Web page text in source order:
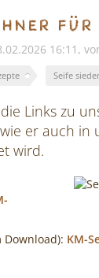
für
16:11,
Seife
Links zu
er auch in
wird.
Download): KM-